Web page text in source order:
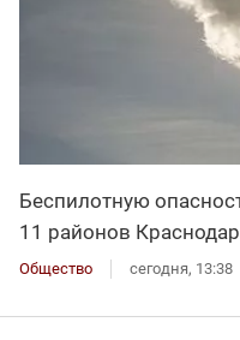
Беспилотную
11 районов
Общество сегодня, 13:38